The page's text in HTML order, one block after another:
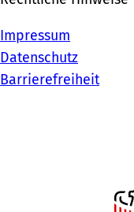
Impressum
Datenschutz
Barrierefreiheit